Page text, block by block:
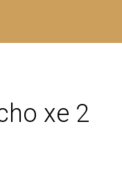
xe 2